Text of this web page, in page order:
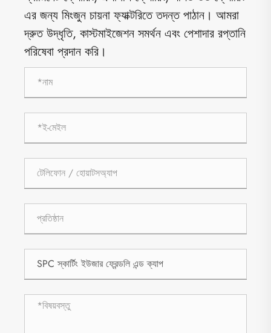
এর জন্য মিংজুন চায়না ফ্যাক্টরিতে তদন্ত পাঠান। আমরা
দ্রুত উদ্ধৃতি, কাস্টমাইজেশন সমর্থন এবং পেশাদার রপ্তানি
পরিষেবা প্রদান করি।